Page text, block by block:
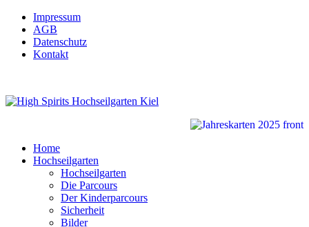
Impressum
AGB
Datenschutz
Kontakt
Home
Hochseilgarten
Hochseilgarten
Die Parcours
Der Kinderparcours
Sicherheit
Bilder